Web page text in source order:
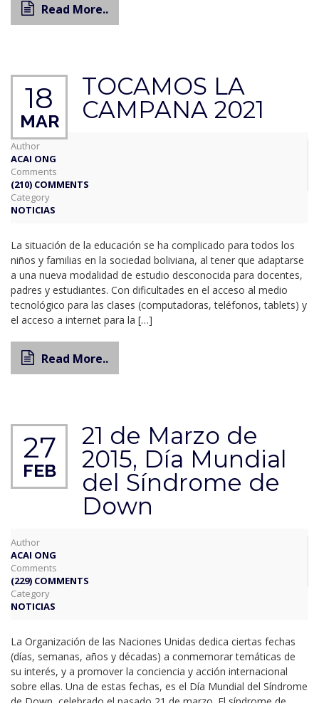
Read More..
18
MAR
TOCAMOS LA
CAMPANA 2021
Author
ACAI ONG
Comments
(210) COMMENTS
Category
NOTICIAS
La situación de la educación se ha complicado para todos los
niños y familias en la sociedad boliviana, al tener que adaptarse
a una nueva modalidad de estudio desconocida para docentes,
padres y estudiantes. Con dificultades en el acceso al medio
tecnológico para las clases (computadoras, teléfonos, tablets) y
el acceso a internet para la […]
Read More..
27
FEB
21 de Marzo de
2015, Día Mundial
del Síndrome de
Down
Author
ACAI ONG
Comments
(229) COMMENTS
Category
NOTICIAS
La Organización de las Naciones Unidas dedica ciertas fechas
(días, semanas, años y décadas) a conmemorar temáticas de
su interés, y a promover la conciencia y acción internacional
sobre ellas. Una de estas fechas, es el Día Mundial del Síndrome